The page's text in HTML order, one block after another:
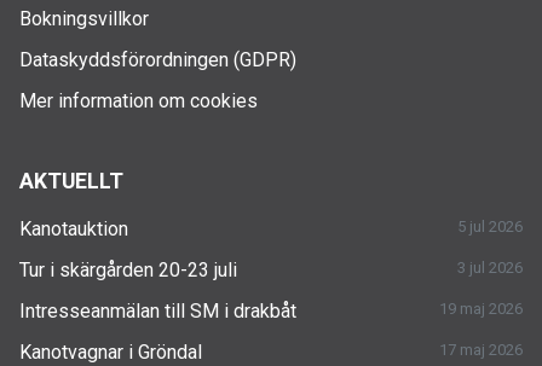
Bokningsvillkor
Dataskyddsförordningen (GDPR)
Mer information om cookies
AKTUELLT
Kanotauktion 5 jul 2026
Tur i skärgården 20-23 juli 3 jul 2026
Intresseanmälan till SM i drakbåt 19 maj 2026
Kanotvagnar i Gröndal 17 maj 2026